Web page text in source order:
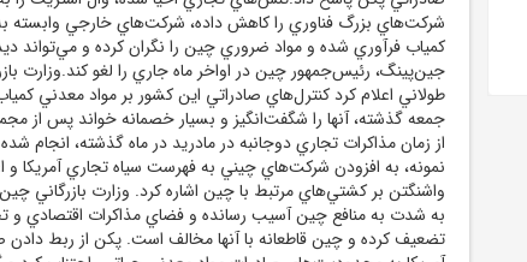
شرکت‌هاي بزرگ فناوري را کاهش داده، شرکت‌هاي خارجي وابسته
کمياب فرآوري شده و مواد ضروري چين را نگران کرده و مي‌تواند
جين‌پينگ، رئيس‌جمهور چين در اواخر ماه جاري را لغو کند.وزارت
طولاني اعلام کرد کنترل‌هاي صادراتي اين کشور بر مواد معدني
جمعه گذشته، آنها را شگفت‌انگيز و بسيار خصمانه خواند پس از
از زمان مذاکرات تجاري دوجانبه در مادريد در ماه گذشته، انجام
نمونه، به افزودن شرکت‌هاي چيني به فهرست سياه تجاري آمريکا و
واشنگتن بر کشتي‌هاي مرتبط با چين اشاره کرد. وزارت بازرگاني چين
به شدت به منافع چين آسيب رسانده و فضاي مذاکرات اقتصادي و
تضعيف کرده و چين قاطعانه با آنها مخالف است. پکن از ربط دادن